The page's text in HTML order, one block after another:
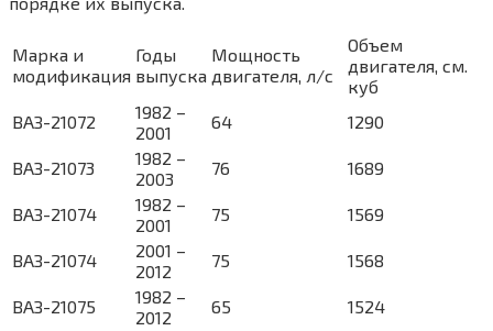
Марка и
модификация
Годы
выпуска
Мощность
двигателя, л/с
Объем
двигателя, см.
куб
ВАЗ-21072
1982 –
2001
64 1290
ВАЗ-21073
1982 –
2003
76 1689
ВАЗ-21074
1982 –
2001
75 1569
ВАЗ-21074
2001 –
2012
75 1568
ВАЗ-21075
1982 –
2012
65 1524